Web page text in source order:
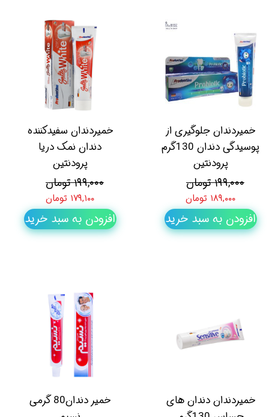
خمیردندان جلوگیری از
پوسیدگی دندان 130گرم
پرودنتین
۱۹۹,۰۰۰ تومان
۱۸۹,۰۰۰ تومان
افزودن به سبد خرید
خمیردندان سفیدکننده
دندان نمک دریا
پرودنتین
۱۹۹,۰۰۰ تومان
۱۷۹,۱۰۰ تومان
افزودن به سبد خرید
خمیردندان دندان های
خمیر دندان80 گرمی